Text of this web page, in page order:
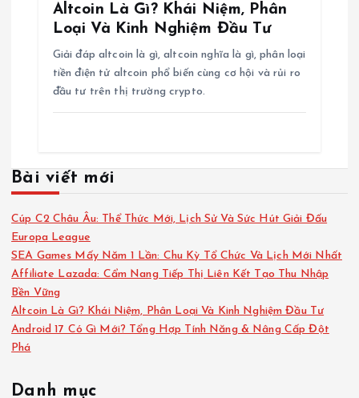
Altcoin Là Gì? Khái Niệm, Phân
Loại Và Kinh Nghiệm Đầu Tư
Giải đáp altcoin là gì, altcoin nghĩa là gì, phân loại
tiền điện tử altcoin phổ biến cùng cơ hội và rủi ro
đầu tư trên thị trường crypto.
Bài viết mới
Cúp C2 Châu Âu: Thể Thức Mới, Lịch Sử Và Sức Hút Giải Đấu
Europa League
SEA Games Mấy Năm 1 Lần: Chu Kỳ Tổ Chức Và Lịch Mới Nhất
Affiliate Lazada: Cẩm Nang Tiếp Thị Liên Kết Tạo Thu Nhập
Bền Vững
Altcoin Là Gì? Khái Niệm, Phân Loại Và Kinh Nghiệm Đầu Tư
Android 17 Có Gì Mới? Tổng Hợp Tính Năng & Nâng Cấp Đột
Phá
Danh mục